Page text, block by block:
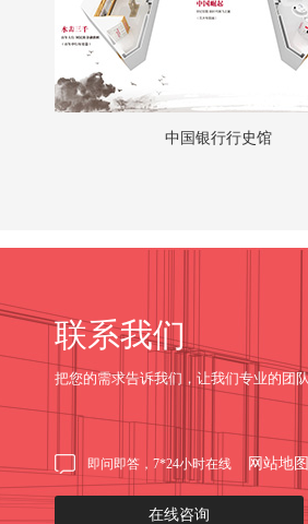
中国银行行史馆
联系我们
把您的需求告诉我们，让我们专业的团
即问即答，7*24小时在线 网站地图
在线咨询